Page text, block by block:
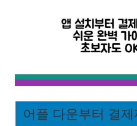
어플 다운부터 결제